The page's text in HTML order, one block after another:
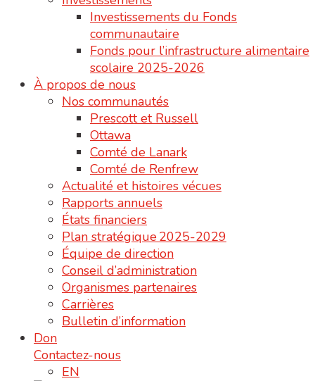
Investissements du Fonds
communautaire
Fonds pour l’infrastructure alimentaire
scolaire 2025-2026
À propos de nous
Nos communautés
Prescott et Russell
Ottawa
Comté de Lanark
Comté de Renfrew
Actualité et histoires vécues
Rapports annuels
États financiers
Plan stratégique 2025-2029
Équipe de direction
Conseil d’administration
Organismes partenaires
Carrières
Bulletin d’information
Don
Contactez-nous
EN